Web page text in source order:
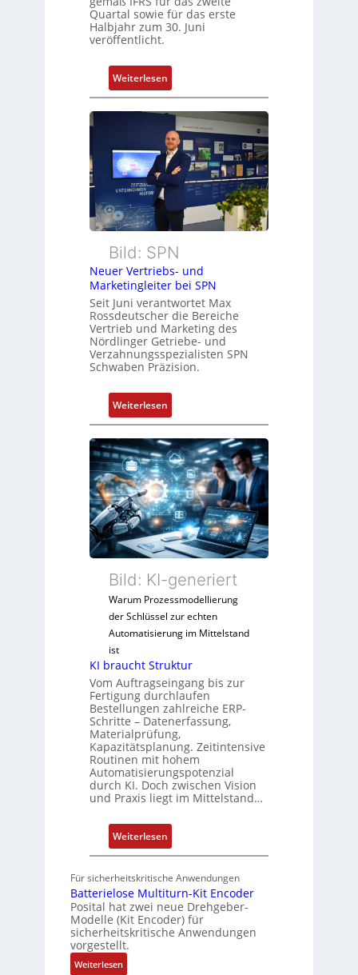
ü
h
z
m
V
o
r
s
t
a
d
d
e
s
V
D
M
A
E
l
e
k
t
r
i
s
c
h
e
A
u
t
a
t
i
o
n
g
e
w
ä
t
Quartal sowie für das erste
Halbjahr zum 30. Juni
veröffentlicht.
Weiterlesen:
D
a
s
s
a
u
t
S
y
s
t
m
e
s
:
2
-
E
r
g
e
b
n
i
s
e
b
e
s
ä
t
i
g
e
n
J
a
h
e
s
i
e
l
e
Bild: SPN
Neuer Vertriebs- und
Marketingleiter bei SPN
Seit Juni verantwortet Max
Rossdeutscher die Bereiche
Vertrieb und Marketing des
Nördlinger Getriebe- und
Verzahnungsspezialisten SPN
Schwaben Präzision.
Weiterlesen:
N
e
u
e
r
V
e
r
t
e
b
s
u
n
d
M
a
r
k
e
t
i
n
g
l
e
i
t
Bild: KI-generiert
Warum Prozessmodellierung
der Schlüssel zur echten
Automatisierung im Mittelstand
ist
KI braucht Struktur
Vom Auftragseingang bis zur
Fertigung durchlaufen
Bestellungen zahlreiche ERP-
Schritte – Datenerfassung,
Materialprüfung,
Kapazitätsplanung. Zeitintensive
Routinen mit hohem
Automatisierungspotenzial
durch KI. Doch zwischen Vision
und Praxis liegt im Mittelstand…
Weiterlesen:
K
b
r
a
u
Für sicherheitskritische Anwendungen
Batterielose Multiturn-Kit Encoder
Posital hat zwei neue Drehgeber-
Modelle (Kit Encoder) für
sicherheitskritische Anwendungen
vorgestellt.
Weiterlesen: